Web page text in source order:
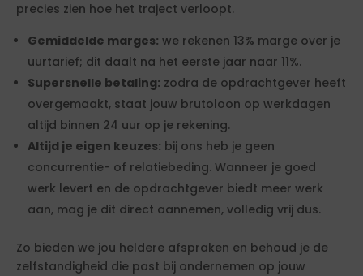
precies zien hoe het traject verloopt.
Gemiddelde marges: we rekenen 13% marge over je
uurtarief; dit daalt na het eerste jaar naar 11%.
Supersnelle betaling: zodra de opdrachtgever heeft
overgemaakt, staat jouw brutoloon op werkdagen
altijd binnen 24 uur op je rekening.
Altijd je eigen keuzes: bij ons heb je geen
concurrentie- of relatiebeding. Wanneer je goed
werk levert en de opdrachtgever biedt meer werk
aan, mag je dit direct aannemen, volledig vrij dus.
Zo bieden we jou heldere afspraken en behoud je de
zelfstandigheid die past bij ondernemen op jouw